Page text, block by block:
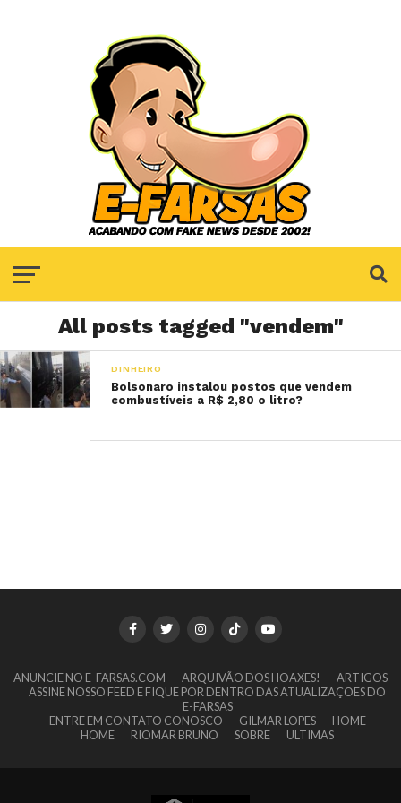
All posts tagged "vendem"
DINHEIRO
Bolsonaro instalou postos que vendem
combustíveis a R$ 2,80 o litro?
ANUNCIE NO E-FARSAS.COM ARQUIVÃO DOS HOAXES!
ARTIGOS
ASSINE NOSSO FEED E FIQUE POR DENTRO DAS ATUALIZAÇÕES DO
E-FARSAS
ENTRE EM CONTATO CONOSCO
GILMAR LOPES
HOME
HOME
RIOMAR BRUNO SOBRE ULTIMAS